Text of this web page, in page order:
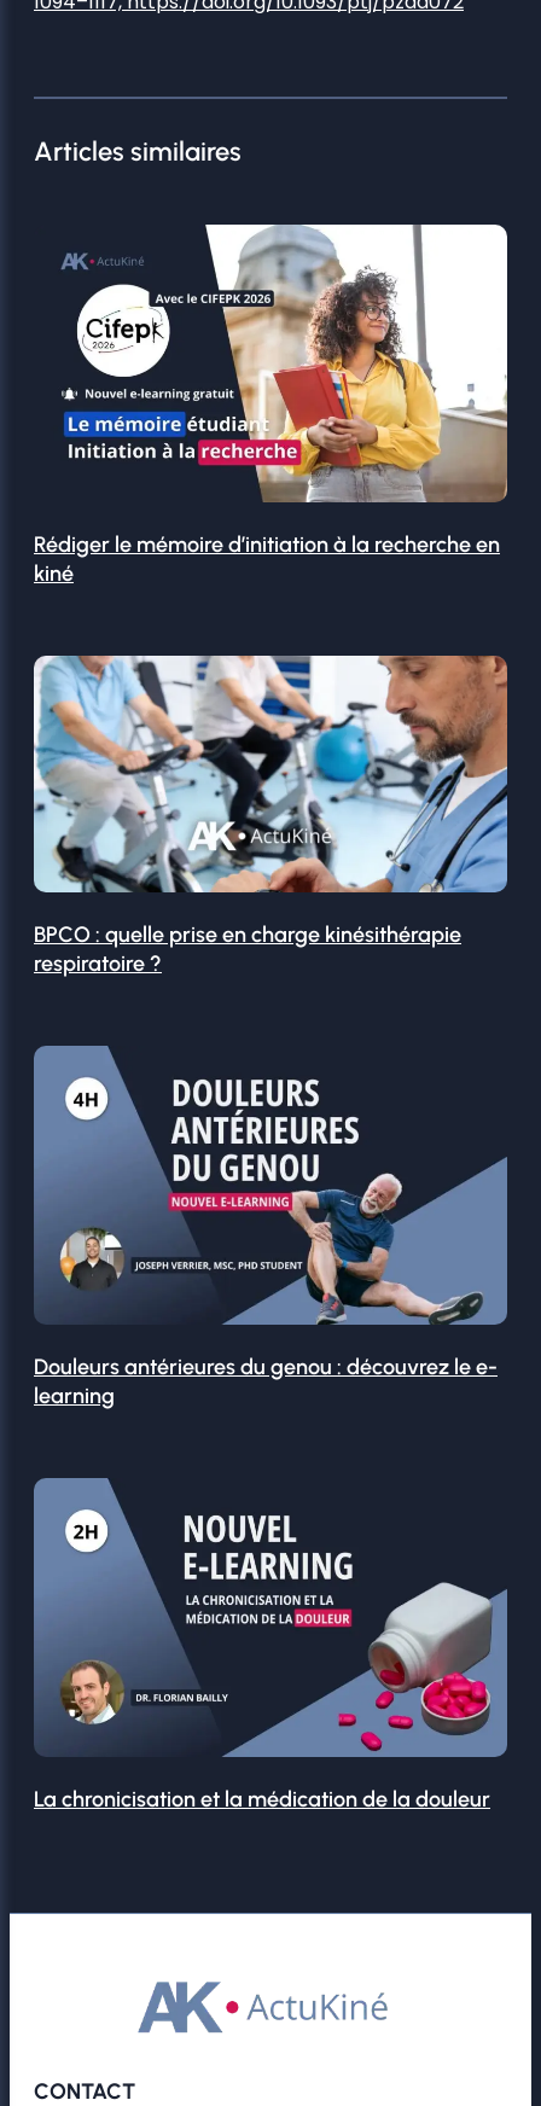
Articles similaires
Rédiger le mémoire d’initiation à la recherche en
kiné
BPCO : quelle prise en charge kinésithérapie
respiratoire ?
Douleurs antérieures du genou : découvrez le e-
learning
La chronicisation et la médication de la douleur
CONTACT